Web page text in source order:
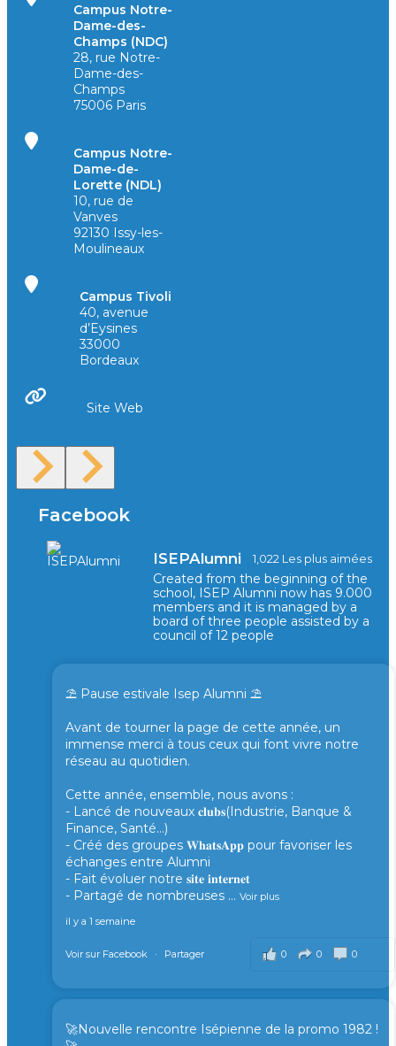
Campus Notre-
Dame-des-
Champs (NDC)
28, rue Notre-
Dame-des-
Champs
75006 Paris
Campus Notre-
Dame-de-
Lorette (NDL)
10, rue de
Vanves
92130 Issy-les-
Moulineaux
Campus Tivoli
40, avenue
d’Eysines
33000
Bordeaux
Site Web
Facebook
ISEPAlumni 1,022 Les plus aimées
Created from the beginning of the
school, ISEP Alumni now has 9.000
members and it is managed by a
board of three people assisted by a
council of 12 people
⛱️ Pause estivale Isep Alumni ⛱️
Avant de tourner la page de cette année, un
immense merci à tous ceux qui font vivre notre
réseau au quotidien.
Cette année, ensemble, nous avons :
- Lancé de nouveaux 𝐜𝐥𝐮𝐛𝐬(Industrie, Banque &
Finance, Santé...)
- Créé des groupes 𝐖𝐡𝐚𝐭𝐬𝐀𝐩𝐩 pour favoriser les
échanges entre Alumni
- Fait évoluer notre 𝐬𝐢𝐭𝐞 𝐢𝐧𝐭𝐞𝐫𝐧𝐞𝐭
- Partagé de nombreuses ... Voir plus
il y a 1 semaine
0 0 0
Voir sur Facebook · Partager
🚀Nouvelle rencontre Isépienne de la promo 1982 !